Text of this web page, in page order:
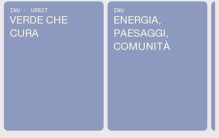
INU - URBIT
VERDE CHE
CURA
INU
ENERGIA,
PAESAGGI,
COMUNITÀ